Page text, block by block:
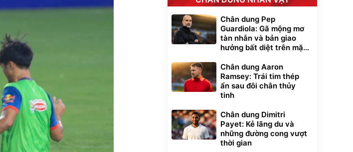
Chân dung Pep
Guardiola: Gã mộng mơ
tàn nhẫn và bản giao
hưởng bất diệt trên mặt
Chân dung Aaron
Ramsey: Trái tim thép
ẩn sau đôi chân thủy
tinh
Chân dung Dimitri
Payet: Kẻ lãng du và
những đường cong vượt
thời gian